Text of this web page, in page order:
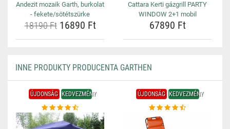
Andezit mozaik Garth, burkolat
- fekete/sötétszürke
18190 Ft16890 Ft
Cattara Kerti gázgrill PARTY
WINDOW 2+1 mobil
67890 Ft
INNE PRODUKTY PRODUCENTA GARTHEN
ÚJDONSÁG KEDVEZMÉNY ÚJDONSÁG KEDVEZMÉNY